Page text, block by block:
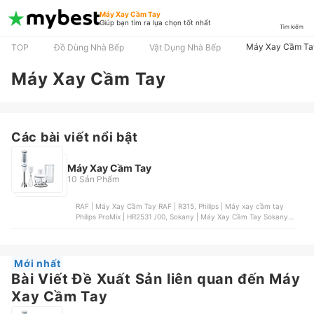
Máy Xay Cầm Tay
Giúp bạn tìm ra lựa chọn tốt nhất
Tìm kiếm
TOP Đồ Dùng Nhà Bếp Vật Dụng Nhà Bếp Máy Xay Cầm
Máy Xay Cầm Tay
Các bài viết nổi bật
Máy Xay Cầm Tay
10 Sản Phẩm
RAF | Máy Xay Cầm Tay RAF | R315, Philips | Máy xay cầm tay
Philips ProMix | HR2531 /00, Sokany | Máy Xay Cầm Tay Sokany |
Mới nhất
Bài Viết Đề Xuất Sản liên quan đến Máy
Xay Cầm Tay